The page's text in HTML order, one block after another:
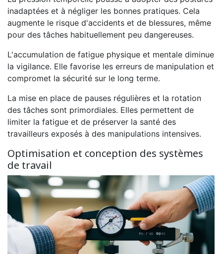
inadaptées et à négliger les bonnes pratiques. Cela
augmente le risque d'accidents et de blessures, même
pour des tâches habituellement peu dangereuses.
L'accumulation de fatigue physique et mentale diminue
la vigilance. Elle favorise les erreurs de manipulation et
compromet la sécurité sur le long terme.
La mise en place de pauses régulières et la rotation
des tâches sont primordiales. Elles permettent de
limiter la fatigue et de préserver la santé des
travailleurs exposés à des manipulations intensives.
Optimisation et conception des systèmes
de travail